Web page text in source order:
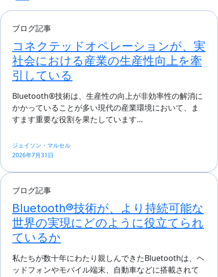
ブログ記事
コネクテッドオペレーションが、実
社会における産業の生産性向上を牽
引している
Bluetooth®技術は、生産性の向上が非効率性の解消に
かかっていることが多い現代の産業環境において、ま
すます重要な役割を果たしています…
ジェイソン・マルセル
2026年7月31日
ブログ記事
Bluetooth®技術が、より持続可能な
世界の実現にどのように役立てられ
ているか
私たちが数十年にわたり親しんできたBluetoothは、ヘ
ッドフォンやモバイル端末、自動車などに搭載されて